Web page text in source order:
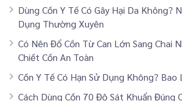
Dùng Cồn Y Tế Có Gây Hại Da Không?
Dụng Thường Xuyên
Có Nên Đổ Cồn Từ Can Lớn Sang Chai
Chiết Cồn An Toàn
Cồn Y Tế Có Hạn Sử Dụng Không?
Cách Dùng Cồn 70 Độ Sát Khuẩn Đúng